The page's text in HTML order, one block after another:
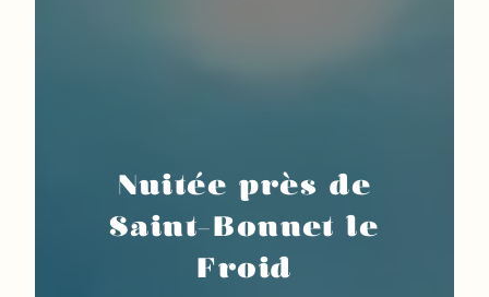
Nuitée près de
Saint-Bonnet le
Froid